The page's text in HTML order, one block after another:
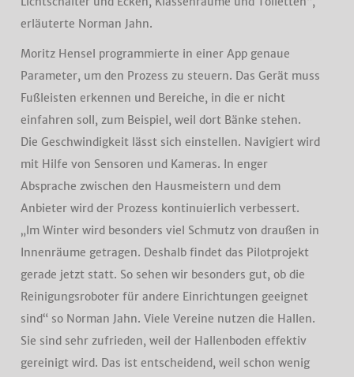
erläuterte Norman Jahn.
Moritz Hensel programmierte in einer App genaue
Parameter, um den Prozess zu steuern. Das Gerät muss
Fußleisten erkennen und Bereiche, in die er nicht
einfahren soll, zum Beispiel, weil dort Bänke stehen.
Die Geschwindigkeit lässt sich einstellen. Navigiert wird
mit Hilfe von Sensoren und Kameras. In enger
Absprache zwischen den Hausmeistern und dem
Anbieter wird der Prozess kontinuierlich verbessert.
„Im Winter wird besonders viel Schmutz von draußen in
Innenräume getragen. Deshalb findet das Pilotprojekt
gerade jetzt statt. So sehen wir besonders gut, ob die
Reinigungsroboter für andere Einrichtungen geeignet
sind“ so Norman Jahn. Viele Vereine nutzen die Hallen.
Sie sind sehr zufrieden, weil der Hallenboden effektiv
gereinigt wird. Das ist entscheidend, weil schon wenig